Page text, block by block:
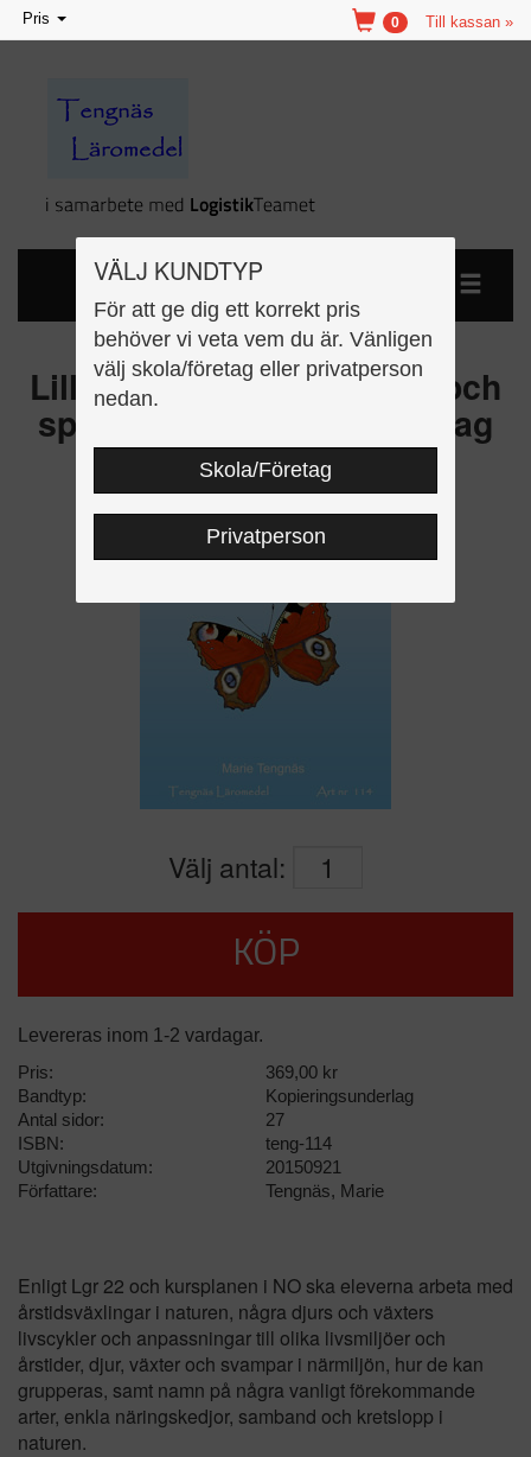
VÄLJ KUNDTYP
För att ge dig ett korrekt pris
behöver vi veta vem du är. Vänligen
välj skola/företag eller privatperson
nedan.
Skola/Företag
Privatperson
Toggle
navigation
Pris Till kassan »
0
Lilla läs och lär - insekter och
spindlar Kopieringsunderlag
Välj antal:
KÖP
Levereras inom 1-2 vardagar.
Pris:
369,00 kr
Bandtyp:
Kopieringsunderlag
Antal sidor:
27
ISBN:
teng-114
Utgivningsdatum:
20150921
Författare:
Tengnäs, Marie
Enligt Lgr 22 och kursplanen i NO ska eleverna arbeta med
årstidsväxlingar i naturen, några djurs och växters
livscykler och anpassningar till olika livsmiljöer och
årstider, djur, växter och svampar i närmiljön, hur de kan
grupperas, samt namn på några vanligt förekommande
arter, enkla näringskedjor, samband och kretslopp i
naturen.